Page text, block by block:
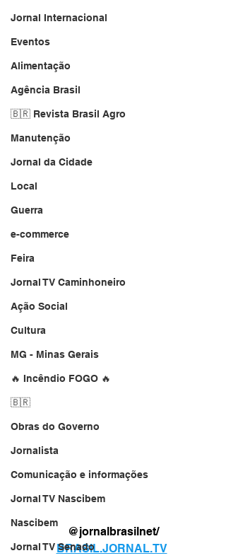
Jornal Internacional
Eventos
Alimentação
Agência Brasil
🇧🇷 Revista Brasil Agro
Manutenção
Jornal da Cidade
Local
Guerra
e-commerce
Feira
Jornal TV Caminhoneiro
Ação Social
Cultura
MG - Minas Gerais
🔥 Incêndio FOGO 🔥
🇧🇷
Obras do Governo
Jornalista
Comunicação e informações
Jornal TV Nascibem
Nascibem
Jornal TV Senado
@jornalbrasilnet/
BRASIL.JORNAL.TV